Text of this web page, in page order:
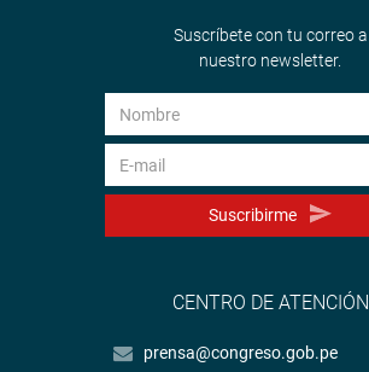
Suscríbete con tu correo a
nuestro newsletter.
Suscribirme
CENTRO DE ATENCIÓN
prensa@congreso.gob.pe